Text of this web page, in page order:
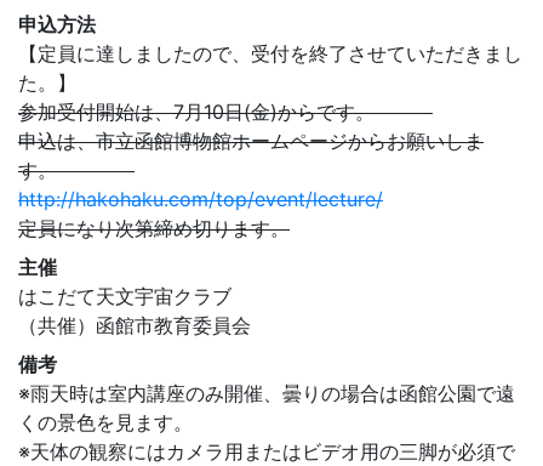
申込方法
【定員に達しましたので、受付を終了させていただきまし
た。】
参加受付開始は、7月10日(金)からです。
申込は、市立函館博物館ホームページからお願いしま
す。
http://hakohaku.com/top/event/lecture/
定員になり次第締め切ります。
主催
はこだて天文宇宙クラブ
（共催）函館市教育委員会
備考
※雨天時は室内講座のみ開催、曇りの場合は函館公園で遠
くの景色を見ます。
※天体の観察にはカメラ用またはビデオ用の三脚が必須で